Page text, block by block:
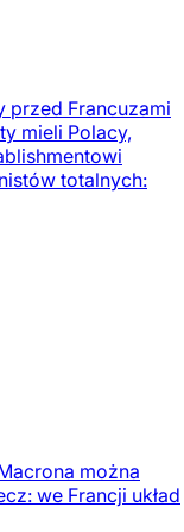
przed Francuzami
mieli Polacy,
totalnych:
można
we Francji układ